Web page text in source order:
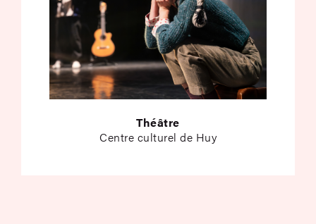
Théâtre
Centre culturel de Huy